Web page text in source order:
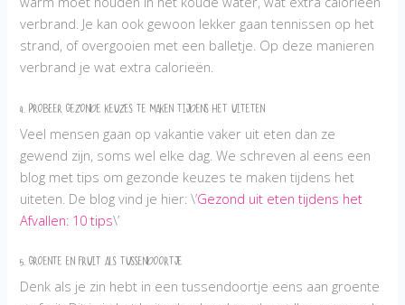
verbrand. Je kan ook gewoon lekker gaan tennissen op het
strand, of overgooien met een balletje. Op deze manieren
verbrand je wat extra calorieën.
4. Probeer gezonde keuzes te maken tijdens het uiteten
Veel mensen gaan op vakantie vaker uit eten dan ze
gewend zijn, soms wel elke dag. We schreven al eens een
blog met tips om gezonde keuzes te maken tijdens het
uiteten. De blog vind je hier: \’Gezond uit eten tijdens het
Afvallen: 10 tips\’
5. Groente en fruit als tussendoortje
Denk als je zin hebt in een tussendoortje eens aan groente